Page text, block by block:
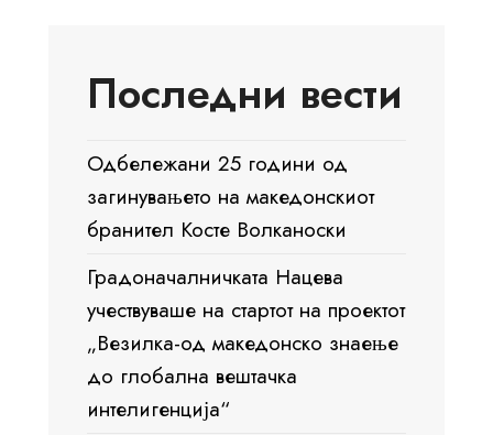
Последни вести
Одбележани 25 години од
загинувањето на македонскиот
бранител Косте Волканоски
Градоначалничката Нацева
учествуваше на стартот на проектот
„Везилка-од македонско знаење
до глобална вештачка
интелигенција“